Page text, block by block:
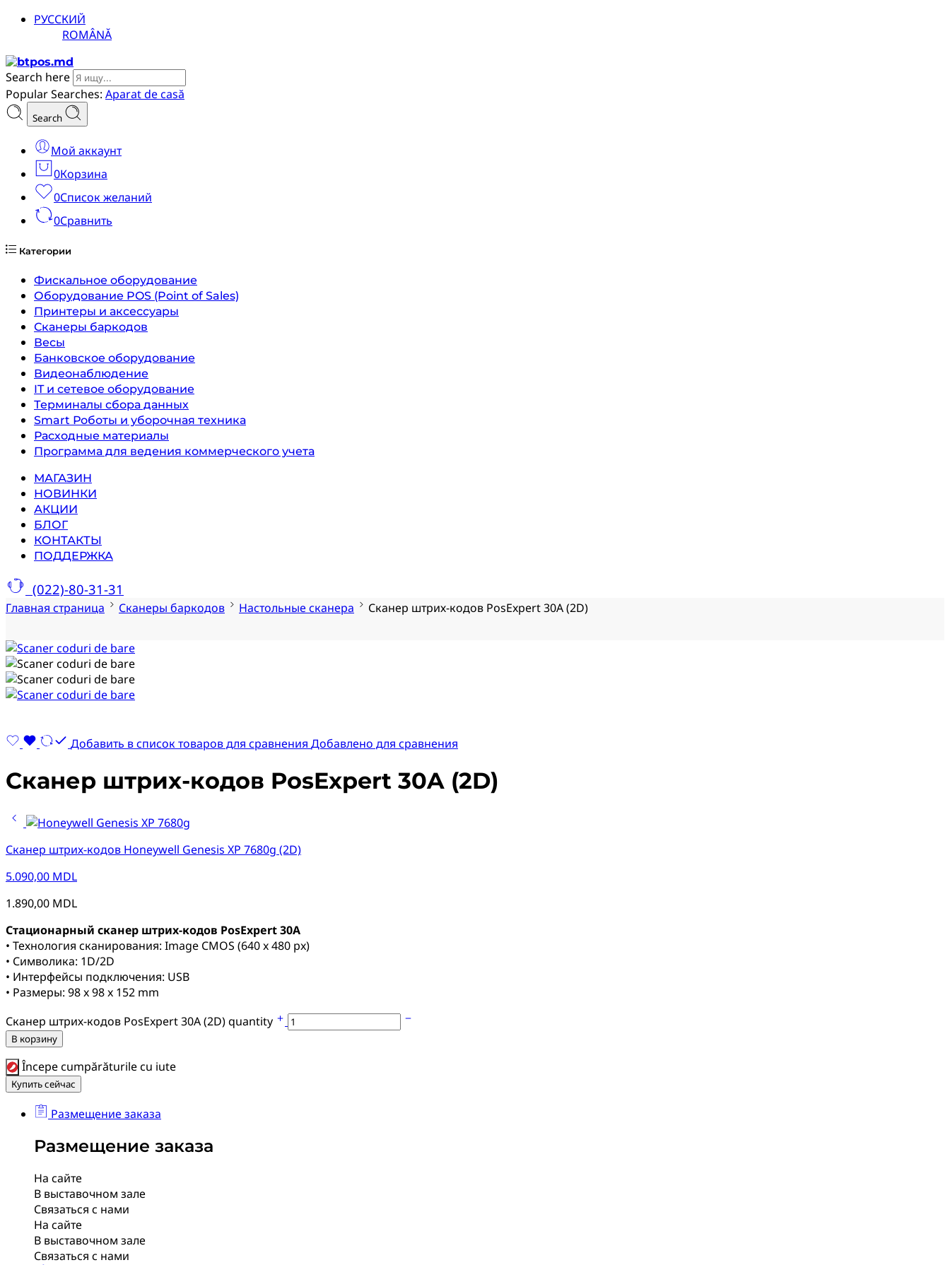
РУССКИЙ
ROMÂNĂ
Search here
Popular Searches: Aparat de casă
Search
Мой аккаунт
0Корзина
0Список желаний
0Сравнить
Категории
Фискальное оборудование
Оборудование POS (Point of Sales)
Принтеры и аксессуары
Сканеры баркодов
Весы
Банковское оборудование
Видеонаблюдение
IT и сетевое оборудование
Терминалы сбора данных
Smart Роботы и уборочная техника
Расходные материалы
Программа для ведения коммерческого учета
МАГАЗИН
НОВИНКИ
АКЦИИ
БЛОГ
КОНТАКТЫ
ПОДДЕРЖКА
(022)-80-31-31
Главная страница Сканеры баркодов Настольные сканера Сканер штрих-кодов PosExpert 30A (2D)
Добавить в список товаров для сравнения Добавлено для сравнения
Сканер штрих-кодов PosExpert 30A (2D)
Сканер штрих-кодов Honeywell Genesis XP 7680g (2D)
5.090,00 MDL
1.890,00 MDL
Стационарный сканер штрих-кодов PosExpert 30A
• Технология сканирования: Image CMOS (640 x 480 px)
• Символика: 1D/2D
• Интерфейсы подключения: USB
• Размеры: 98 x 98 x 152 mm
Сканер штрих-кодов PosExpert 30A (2D) quantity
В корзину
Începe cumpărăturile cu iute
Купить сейчас
Размещение заказа
Размещение заказа
На сайте
В выставочном зале
Связаться с нами
На сайте
В выставочном зале
Связаться с нами